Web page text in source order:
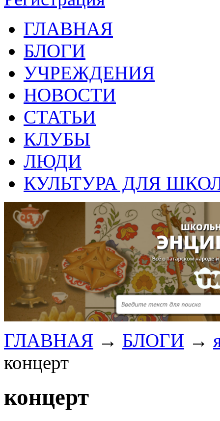
ГЛАВНАЯ
БЛОГИ
УЧРЕЖДЕНИЯ
НОВОСТИ
СТАТЬИ
КЛУБЫ
ЛЮДИ
КУЛЬТУРА ДЛЯ
ГЛАВНАЯ → БЛОГИ →
концерт
концерт